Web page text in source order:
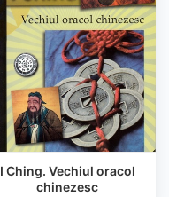
I Ching. Vechiul oracol
chinezesc